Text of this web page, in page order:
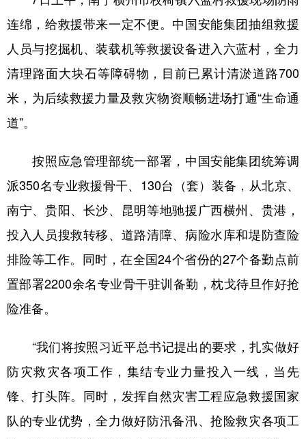
连绵，给救援带来一定不便。中国安能集团抽组救援
人员与挖掘机、装载机等救援设备进入六蓝村，全力
清理路面大块石等障碍物，目前已累计清淤道路700
米，为后续救援力量及救灾物资顺畅进场打通“生命通
道”。
按照应急管理部统一部署，中国安能集团统筹调
派350名专业救援骨干、130台（套）装备，从北京、
南宁、贵阳、长沙、昆明等地驰援广西横州、贵港，
投入人员搜救转移、道路清障、病险水库和堤防查险
排险等工作。同时，在全国24个省份的27个备勤点前
置部署2200余名专业骨干驻训备勤，枕戈待旦作好抢
险准备。
“我们将按照习近平总书记提出的要求，扎实做好
防灾救灾各项工作，集结专业力量投入一线，当先
锋、打头阵。同时，发挥自然灾害工程应急救援国家
队的专业优势，全力做好防汛备汛、抢险救灾各项工